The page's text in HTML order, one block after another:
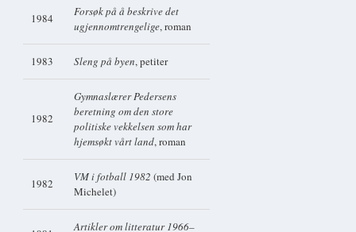
1984
Forsøk på å beskrive det
ugjennomtrengelige, roman
1983 Sleng på byen, petiter
1982
Gymnaslærer Pedersens
beretning om den store
politiske vekkelsen som har
hjemsøkt vårt land, roman
1982 VM i fotball 1982 (med Jon
Michelet)
Artikler om litteratur 1966–